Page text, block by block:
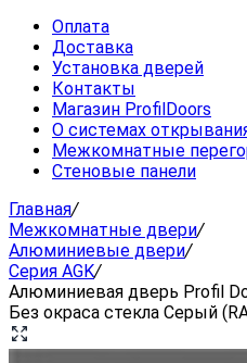
Оплата
Доставка
Установка дверей
Контакты
Магазин ProfilDoors
О системах
Межкомнатные
Стеновые панели
Главная/
Межкомнатные двери/
Алюминиевые двери/
Серия AGK/
Алюминиевая дверь Profil
Без окраса стекла Серый